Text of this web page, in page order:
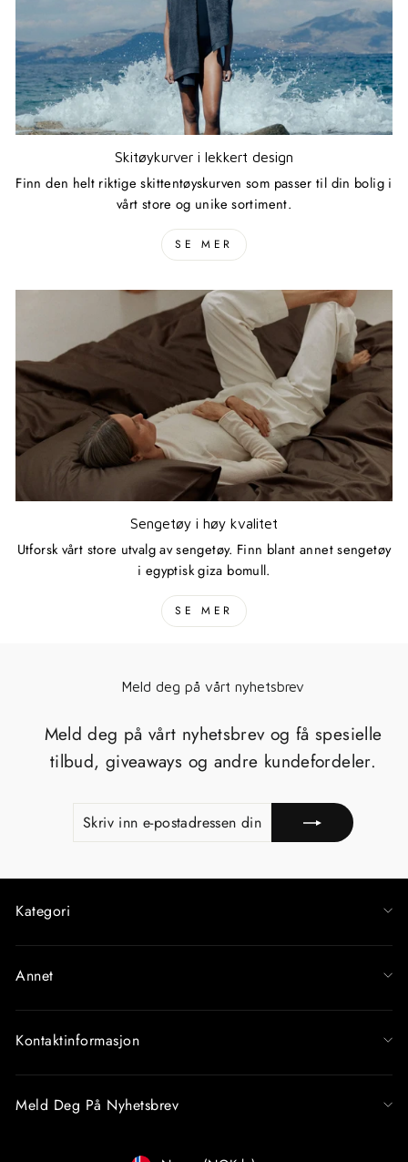
Skitøykurver i lekkert design
Finn den helt riktige skittentøyskurven som passer til din bolig i
vårt store og unike sortiment.
SE MER
Sengetøy i høy kvalitet
Utforsk vårt store utvalg av sengetøy. Finn blant annet sengetøy
i egyptisk giza bomull.
SE MER
Meld deg på vårt nyhetsbrev
Meld deg på vårt nyhetsbrev og få spesielle
tilbud, giveaways og andre kundefordeler.
INN
E-
DIN
PÅ
Kategori
Annet
Kontaktinformasjon
Meld Deg På Nyhetsbrev